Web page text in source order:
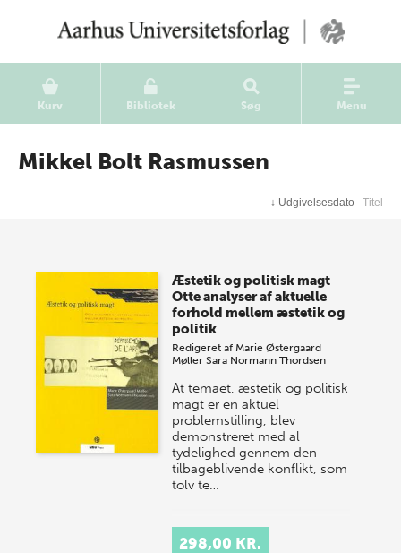
Kurv Bibliotek Søg Menu
Mikkel Bolt Rasmussen
↓ Udgivelsesdato Titel
Æstetik og politisk magt
Otte analyser af aktuelle
forhold mellem æstetik og
politik
Redigeret af Marie Østergaard
Møller Sara Normann Thordsen
At temaet, æstetik og politisk
magt er en aktuel
problemstilling, blev
demonstreret med al
tydelighed gennem den
tilbageblivende konflikt, som
tolv te…
298,00 KR.